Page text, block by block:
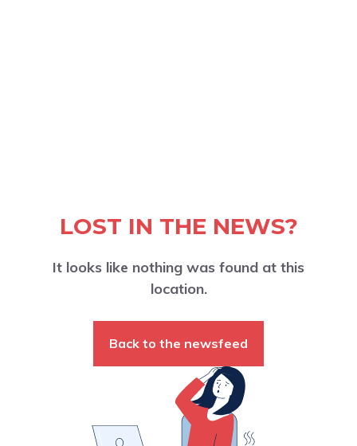
LOST IN THE NEWS?
It looks like nothing was found at this
location.
Back to the newsfeed